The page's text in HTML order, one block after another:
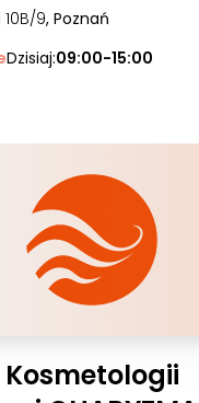
| 10B/9, Poznań
Dzisiaj:09:00-15:00